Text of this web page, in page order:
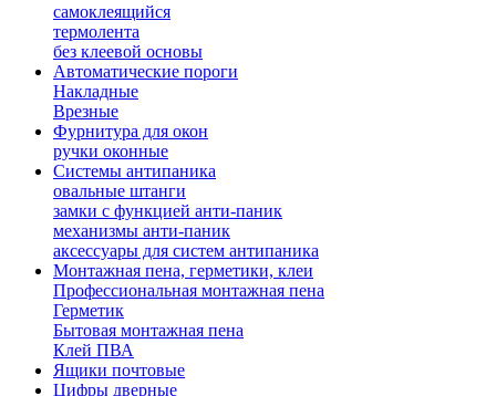
самоклеящийся
термолента
без клеевой основы
Автоматические пороги
Накладные
Врезные
Фурнитура для окон
ручки оконные
Системы антипаника
овальные штанги
замки с функцией анти-паник
механизмы анти-паник
аксессуары для систем антипаника
Монтажная пена, герметики, клеи
Профессиональная монтажная пена
Герметик
Бытовая монтажная пена
Клей ПВА
Ящики почтовые
Цифры дверные